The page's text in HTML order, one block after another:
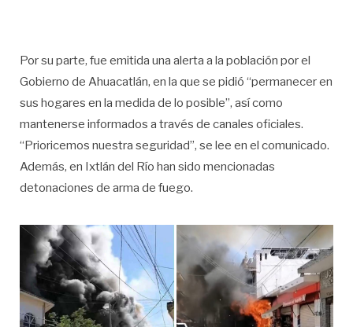
Por su parte, fue emitida una alerta a la población por el
Gobierno de Ahuacatlán, en la que se pidió “permanecer en
sus hogares en la medida de lo posible”, así como
mantenerse informados a través de canales oficiales.
“Prioricemos nuestra seguridad”, se lee en el comunicado.
Además, en Ixtlán del Río han sido mencionadas
detonaciones de arma de fuego.